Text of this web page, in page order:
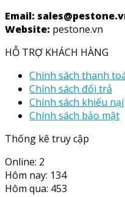
Email:
Website: pestone.vn
HỖ TRỢ KHÁCH HÀNG
Chính sách thanh
Chính sách đổi trả
Chính sách khiếu nại
Chính sách bảo mật
Thống kê truy cập
Online: 2
Hôm nay: 134
Hôm qua: 453